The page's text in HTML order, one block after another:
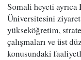
Somali heyeti
Üniversitesini
yükseköğretim,
çalışmaları ve üst
konusundaki